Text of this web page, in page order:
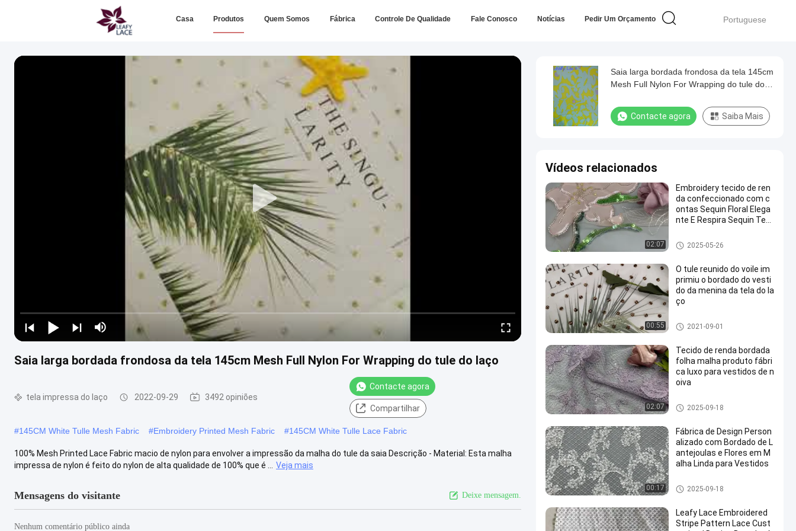
Portuguese
Casa Produtos Quem Somos Fábrica Controle De Qualidade Fale Conosco Notícias Pedir Um Orçamento
Saia larga bordada frondosa da tela 145cm Mesh Full Nylon For Wrapping do tule do laço
tela impressa do laço 2022-09-29 3492 opiniões
Contacte agora
Compartilhar
#145CM White Tulle Mesh Fabric #Embroidery Printed Mesh Fabric #145CM White Tulle Lace Fabric
100% Mesh Printed Lace Fabric macio de nylon para envolver a impressão da malha do tule da saia Descrição - Material: Esta malha
impressa de nylon é feito do nylon de alta qualidade de 100% que é ...
Veja mais
Mensagens do visitante Deixe mensagem.
Nenhum comentário público ainda
Saia larga bordada frondosa da tela 145cm
Mesh Full Nylon For Wrapping do tule do
Contacte agora Saiba Mais
Vídeos relacionados
02:07
Embroidery tecido de ren
da confeccionado com c
ontas Sequin Floral Elega
nte E Respira Sequin Teci
o de ocasião
Tela frisada do bordado
2025-05-26
00:55
O tule reunido do voile im
primiu o bordado do vesti
do da menina da tela do la
ço
tela impressa do laço
2021-09-01
02:07
Tecido de renda bordada
folha malha produto fábri
ca luxo para vestidos de n
oiva
Tela bordada do laço
2025-09-18
00:17
Fábrica de Design Person
alizado com Bordado de L
antejoulas e Flores em M
alha Linda para Vestidos
Tela bordada da lantejoula
2025-09-18
Leafy Lace Embroidered
Stripe Pattern Lace Cust